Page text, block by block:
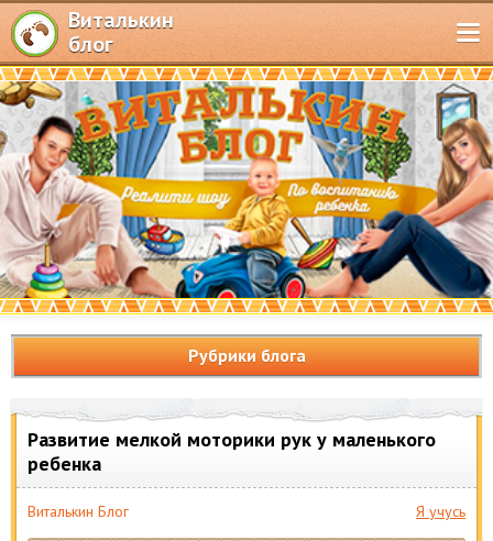
Виталькин
блог
Рубрики блога
Развитие мелкой моторики рук у маленького
ребенка
Виталькин Блог Я учусь